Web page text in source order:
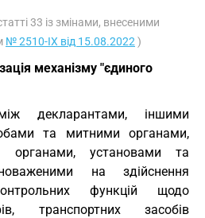
33 із змінами, внесеними
№ 2510-IX від 15.08.2022 )
механізму "єдиного
декларантами, іншими
та митними органами,
органами, установами та
на здійснення
функцій щодо
транспортних засобів